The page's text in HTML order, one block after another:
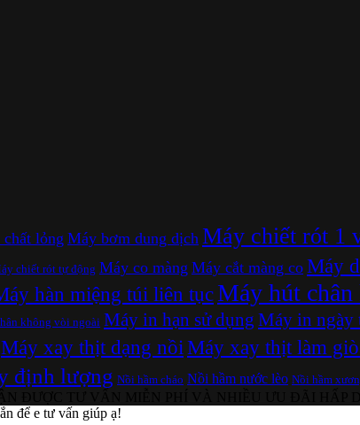
lỏng Máy bơm dung dịch Máy chiết rót 1
chiết rót tự động Máy co màng Máy cắt màng co Máy
hàn miệng túi liên tụcMáy hút
không vòi ngoài Máy in hạn sử dụng Máy in ngày
Máy xay thịt dạng nồiMáy xay thịt làm
định lượng Nồi hầm cháo Nồi hầm nước lèo Nồi hầm
để e tư vấn giúp ạ!